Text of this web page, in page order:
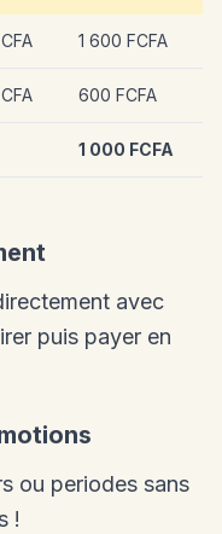
1 600 FCFA
600 FCFA
1 000 FCFA
avec
puis payer en
ou periodes sans
!